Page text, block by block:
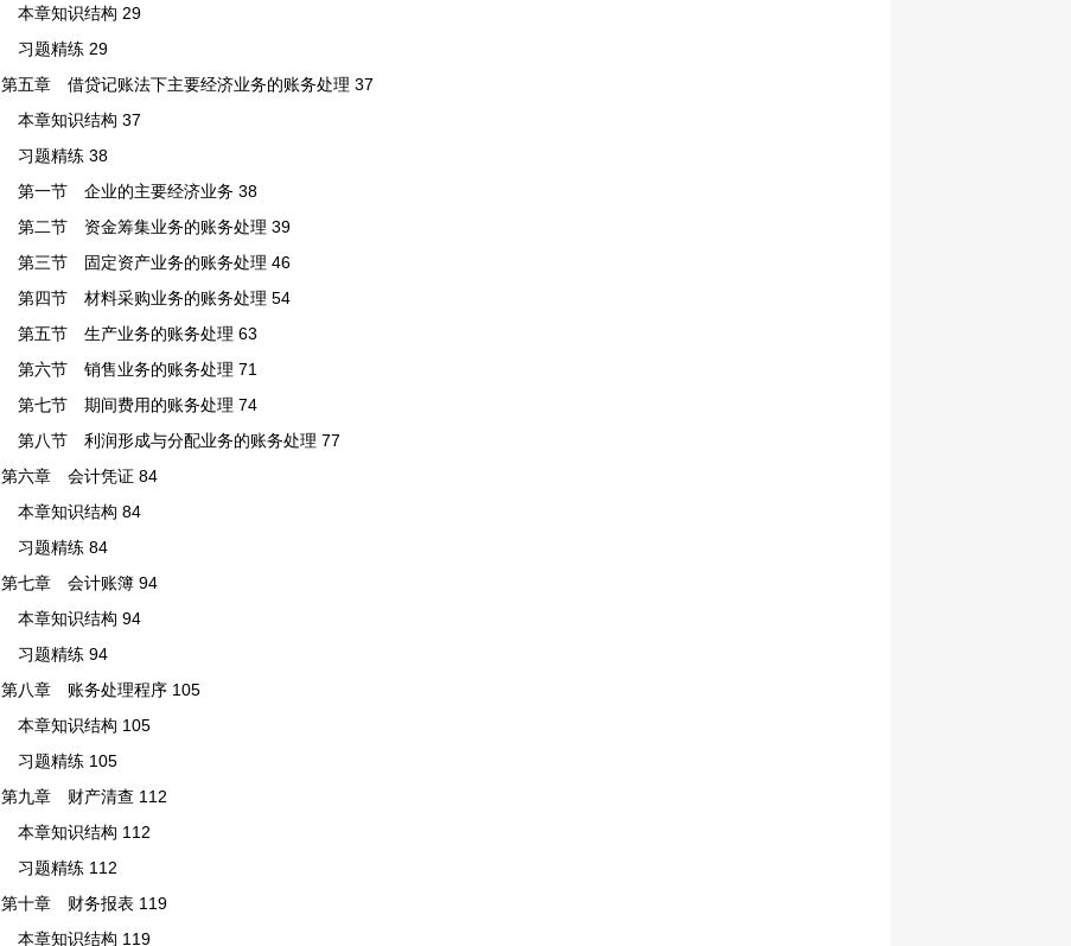
本章知识结构 29
习题精练 29
第五章 借贷记账法下主要经济业务的账务处理 37
本章知识结构 37
习题精练 38
第一节 企业的主要经济业务 38
第二节 资金筹集业务的账务处理 39
第三节 固定资产业务的账务处理 46
第四节 材料采购业务的账务处理 54
第五节 生产业务的账务处理 63
第六节 销售业务的账务处理 71
第七节 期间费用的账务处理 74
第八节 利润形成与分配业务的账务处理 77
第六章 会计凭证 84
本章知识结构 84
习题精练 84
第七章 会计账簿 94
本章知识结构 94
习题精练 94
第八章 账务处理程序 105
本章知识结构 105
习题精练 105
第九章 财产清查 112
本章知识结构 112
习题精练 112
第十章 财务报表 119
本章知识结构 119